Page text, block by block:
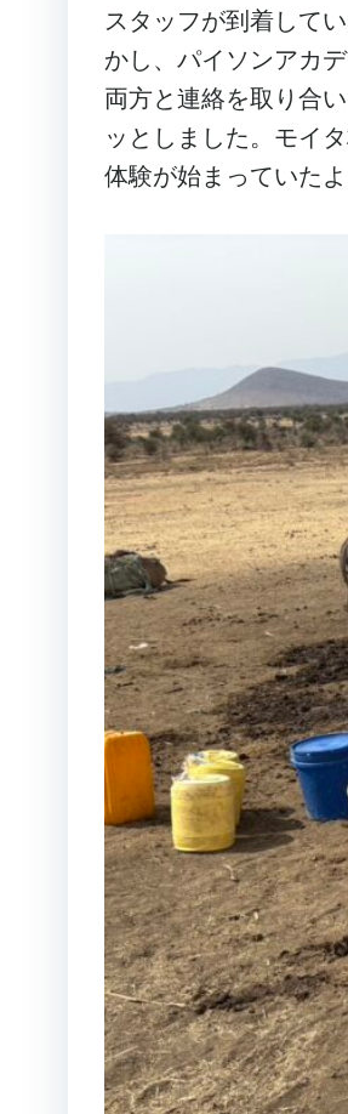
スタッフが到着して
かし、パイソンアカ
両方と連絡を取り合
ッとしました。モイ
体験が始まっていた